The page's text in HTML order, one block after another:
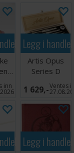
inn
Legg i
Artis Opus
Series D
Drybrush Set
DELUXE
1 629,-Ventes
Legg i